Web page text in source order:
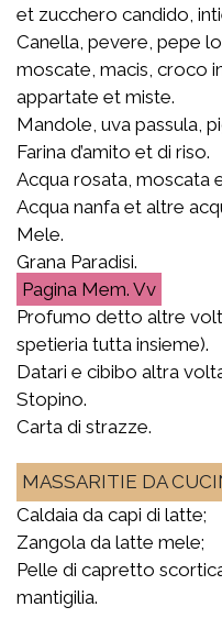
et zucchero candido,
Canella, pevere, pepe
moscate, macis, croco
appartate et miste.
Mandole, uva passula,
Farina d’amito et di riso.
Acqua rosata, moscata
Acqua nanfa et altre
Mele.
Grana Paradisi.
Mem. Vv
Profumo detto altre
spetieria tutta insieme).
Datari e cibibo altra
Stopino.
Carta di strazze.
MASSARITIE DA
Caldaia da capi di latte;
Zangola da latte mele;
Pelle di capretto
mantigilia.